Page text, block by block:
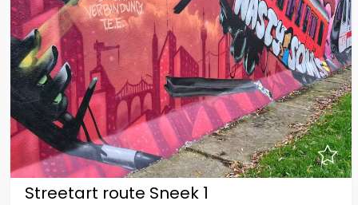
Streetart route Sneek 1